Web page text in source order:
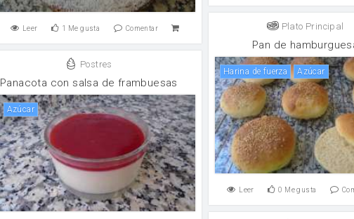
Leer 1 Me gusta Comentar Plato Principal
Pan de
harina de fuerza Azúcar
Leer 0 Me gusta
Postres
Panacota con salsa de frambuesas
Azúcar